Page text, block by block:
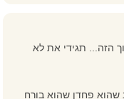
הזה... תגידי את לא
פחדן שהוא בורח